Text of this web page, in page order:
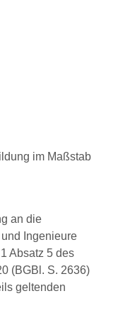
im Maßstab
an die
Ingenieure
Absatz 5 des
(BGBl. S. 2636)
geltenden